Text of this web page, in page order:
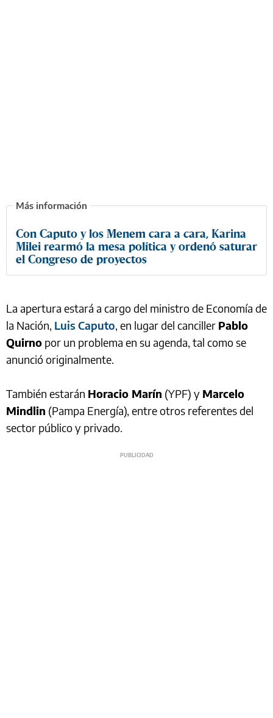
Con Caputo y los Menem cara a cara, Karina
Milei rearmó la mesa política y ordenó saturar
el Congreso de proyectos
La apertura estará a cargo del ministro de Economía de
la Nación, Luis Caputo, en lugar del canciller Pablo
Quirno por un problema en su agenda, tal como se
anunció originalmente.
También estarán Horacio Marín (YPF) y Marcelo
Mindlin (Pampa Energía), entre otros referentes del
sector público y privado.